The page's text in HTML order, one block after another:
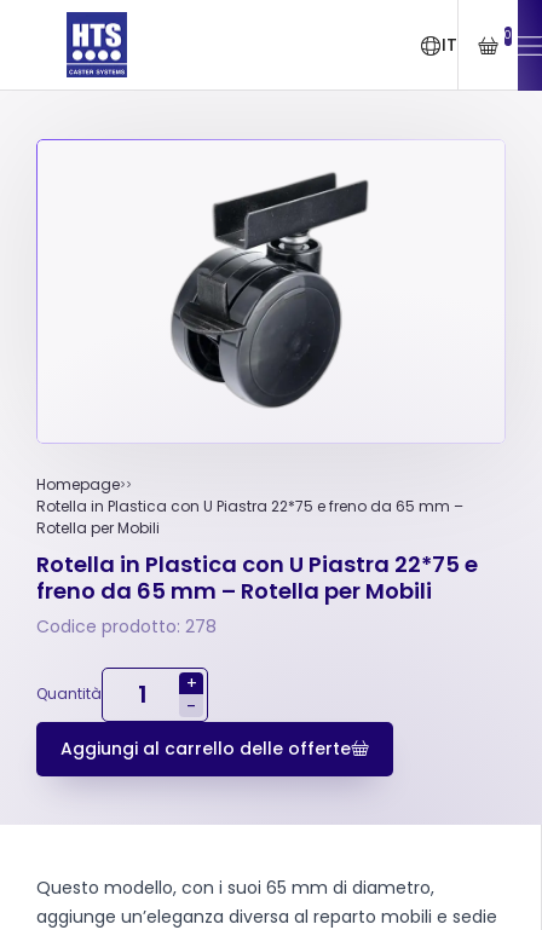
IT 0
Homepage
Rotella in Plastica con U Piastra 22*75 e freno da 65 mm –
Rotella per Mobili
Rotella in Plastica con U Piastra 22*75 e
freno da 65 mm – Rotella per Mobili
Codice prodotto: 278
Quantità
+
-
Aggiungi al carrello delle offerte
Questo modello, con i suoi 65 mm di diametro,
aggiunge un’eleganza diversa al reparto mobili e sedie